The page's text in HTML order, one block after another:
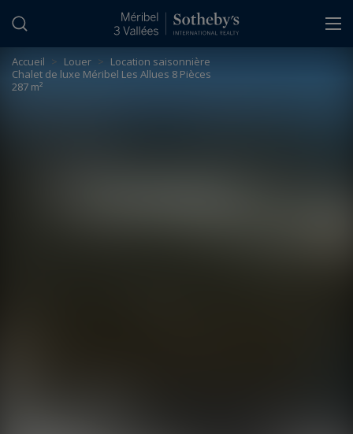
Accueil > Louer > Location saisonnière
Chalet de luxe Méribel Les Allues 8 Pièces
287 m²